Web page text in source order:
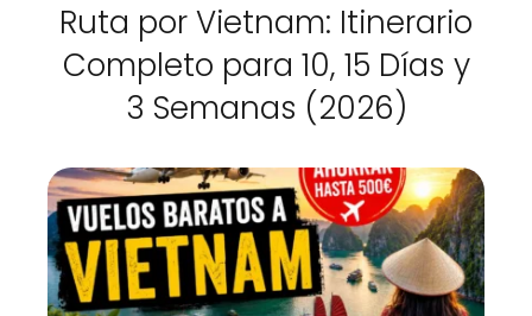
Ruta por Vietnam: Itinerario
Completo para 10, 15 Días y
3 Semanas (2026)